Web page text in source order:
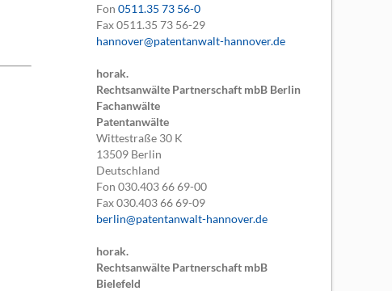
Fon0511.35 73 56-0
Fax0511.35 73 56-29
hannover@patentanwalt-hannover.de
horak.
Rechtsanwälte Partnerschaft mbB Berlin
Fachanwälte
Patentanwälte
Wittestraße 30 K
13509 Berlin
Deutschland
Fon030.403 66 69-00
Fax030.403 66 69-09
berlin@patentanwalt-hannover.de
horak.
Rechtsanwälte Partnerschaft mbB
Bielefeld